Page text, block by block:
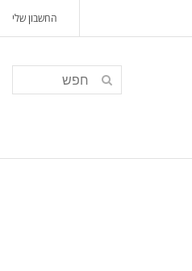
החשבון שלי